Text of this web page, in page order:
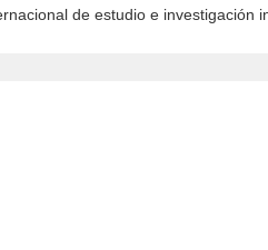
de estudio e investigación